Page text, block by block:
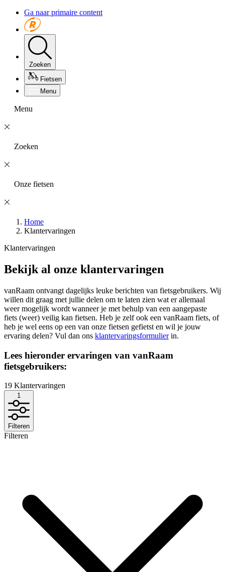
Ga naar primaire content
Zoeken
Fietsen
Menu
Menu
Zoeken
Onze fietsen
Home
Klantervaringen
Klantervaringen
Bekijk al onze klantervaringen
vanRaam ontvangt dagelijks leuke berichten van fietsgebruikers. Wij
willen dit graag met jullie delen om te laten zien wat er allemaal
weer mogelijk wordt wanneer je met behulp van een aangepaste
fiets (weer) veilig kan fietsen. Heb je zelf ook een vanRaam fiets, of
heb je wel eens op een van onze fietsen gefietst en wil je jouw
ervaring delen? Vul dan ons klantervaringsformulierin.
Lees hieronder ervaringen van vanRaam
fietsgebruikers:
19 Klantervaringen
1
Filteren
Filteren